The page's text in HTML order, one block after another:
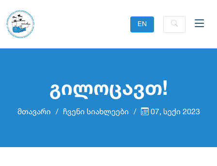
EN
გილოცავთ!
მთავარი ჩვენი სიახლეები 07, სექი 2023